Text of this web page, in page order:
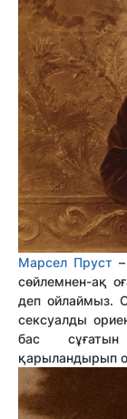
Марсел Пруст
сөйлемнен-ақ
деп ойлаймыз.
сексуалды
бас
қарыландырып